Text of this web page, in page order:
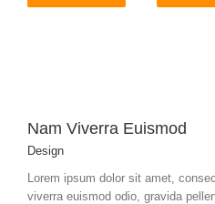
Nam Viverra Euismod
Design
Lorem ipsum dolor sit amet,
viverra euismod odio, gravida